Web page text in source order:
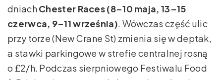
dniachChester Races (8–10 maja, 13–15
czerwca, 9–11 września) . Wówczas część ulic
przy torze (New Crane St) zmienia się w deptak,
a stawki parkingowe w strefie centralnej rosną
o £2/h. Podczas sierpniowego Festiwalu Food